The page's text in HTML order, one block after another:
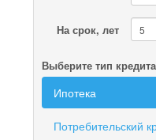
На срок, лет
Выберите тип
Ипотека
Потребительский